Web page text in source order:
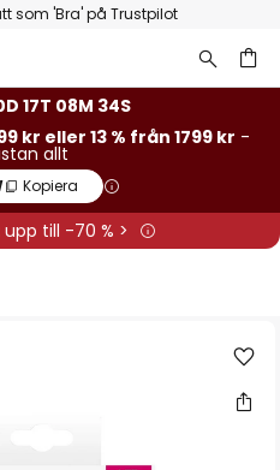
som 'Bra' på Trustpilot
17T 08M 33S
kr eller 13 % från 1799 kr -
allt
Kopiera
upp till -70 % >